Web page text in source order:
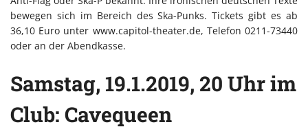
bewegen sich im Bereich des Ska-Punks. Tickets gibt es ab
36,10 Euro unter www.capitol-theater.de, Telefon 0211-73440
oder an der Abendkasse.
Samstag, 19.1.2019, 20 Uhr im
Club: Cavequeen